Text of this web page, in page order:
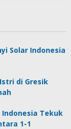
Solar Indonesia
di Gresik
Indonesia Tekuk
1-1